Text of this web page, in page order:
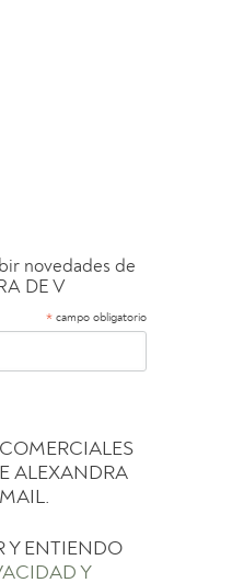
novedades de
DE V
* campo obligatorio
ALEXANDRA
Y ENTIENDO
Y